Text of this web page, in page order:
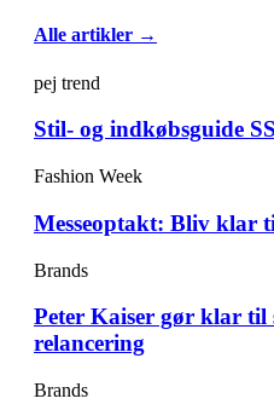
Alle artikler →
pej trend
Stil- og indkøbsguide
Fashion Week
Messeoptakt: Bliv klar
Brands
Peter Kaiser gør klar til
relancering
Brands